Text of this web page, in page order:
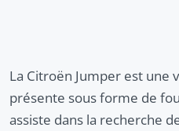
La Citroën Jumper est une
présente sous forme de
assiste dans la recherche